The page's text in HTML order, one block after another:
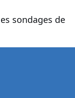
sondages de